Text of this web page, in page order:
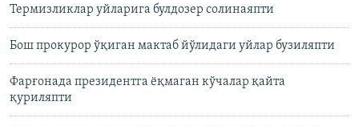
Термизликлар уйларига булдозер солинaяпти
Бош прокурор ўқиган мактаб йўлидаги уйлар бузиляпти
Фарғонада президентга ёқмаган кўчалар қайта
қуриляпти